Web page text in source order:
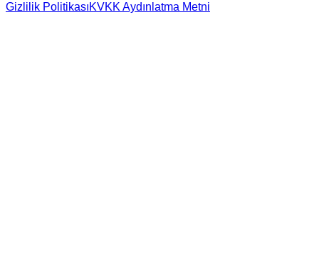
Gizlilik PolitikasıKVKK Aydınlatma Metni